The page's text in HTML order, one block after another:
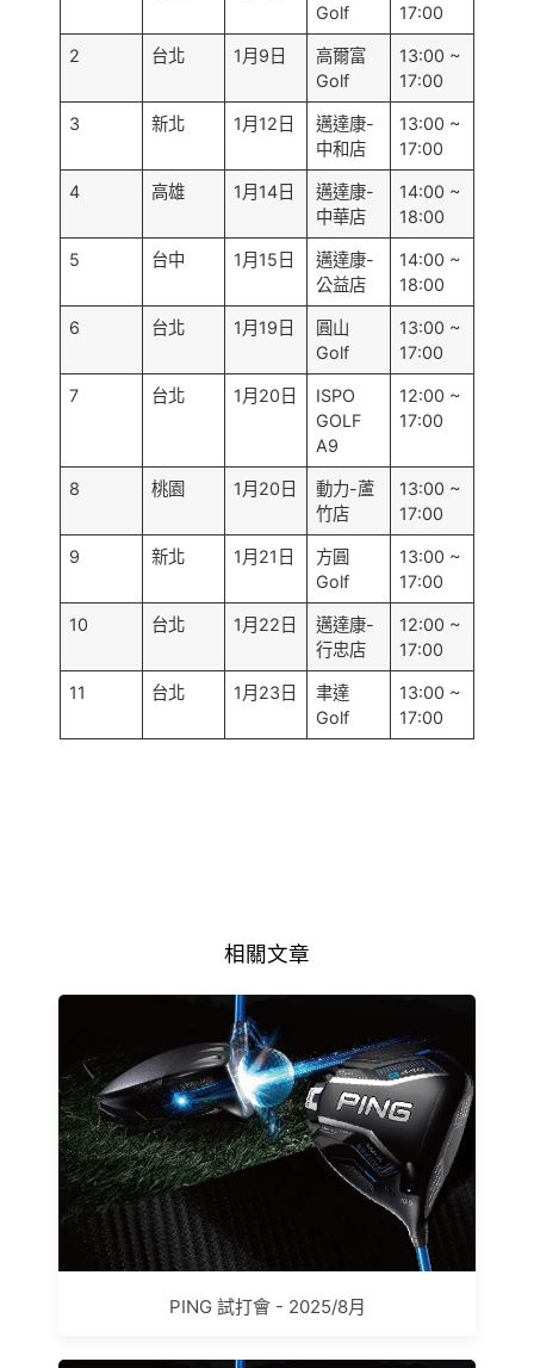
Golf
17:00
2 台北 1月9日
高爾富
Golf
13:00 ~
17:00
3 新北 1月12日
邁達康-
中和店
13:00 ~
17:00
4 高雄 1月14日
邁達康-
中華店
14:00 ~
18:00
5 台中 1月15日
邁達康-
公益店
14:00 ~
18:00
6 台北 1月19日
圓山
Golf
13:00 ~
17:00
7 台北 1月20日
ISPO
GOLF
A9
12:00 ~
17:00
8 桃園 1月20日
動力-蘆
竹店
13:00 ~
17:00
9 新北 1月21日
方圓
Golf
13:00 ~
17:00
10 台北 1月22日
邁達康-
行忠店
12:00 ~
17:00
11 台北 1月23日
聿達
Golf
13:00 ~
17:00
相關文章
PING 試打會 - 2025/8月